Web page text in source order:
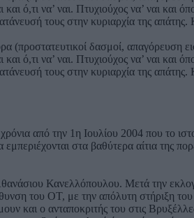
(προστατευτικοί δασμοί, απαγόρευση
ό,τι να’ ναι. Πτυχιούχος να’ ναι και
τους στην κυριαρχία της απάτης.
από την 1η Ιουλίου 2004 που το
στα βαθύτερα αίτια της
Κανελλόπουλου. Μετά την
του ΟΤ, με την απόλυτη στήριξη
και ο ανταποκριτής του στις